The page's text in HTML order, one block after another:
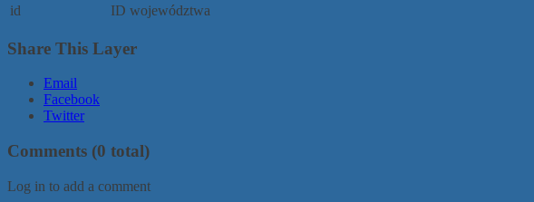
id
ID województwa
Share This Layer
Email
Facebook
Twitter
Comments (0 total)
Log in to add a comment